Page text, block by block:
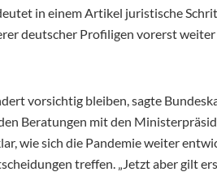
in einem Artikel juristische
deutscher Profiligen vorerst
vorsichtig bleiben, sagte
Beratungen mit den
wie sich die Pandemie weiter
treffen. „Jetzt aber gilt